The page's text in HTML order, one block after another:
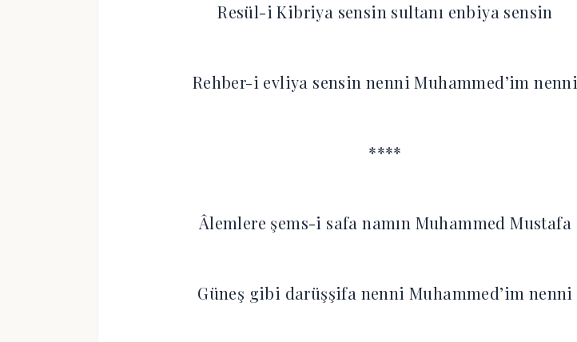
Resül-i Kibriya sensin sultanı enbiya sensin
Rehber-i evliya sensin nenni Muhammed’im nenni
****
Âlemlere şems-i safa namın Muhammed Mustafa
Güneş gibi darüşşifa nenni Muhammed’im nenni